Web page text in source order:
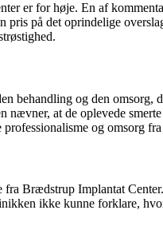
er for høje. En af
på det oprindelige
behandling og den
nævner, at de oplevede
og omsorg
Brædstrup Implantat
ikke kunne forklare,